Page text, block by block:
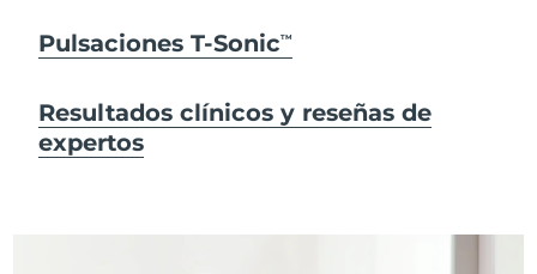
Pulsaciones T-SonicTM
Resultados clínicos y reseñas de
expertos